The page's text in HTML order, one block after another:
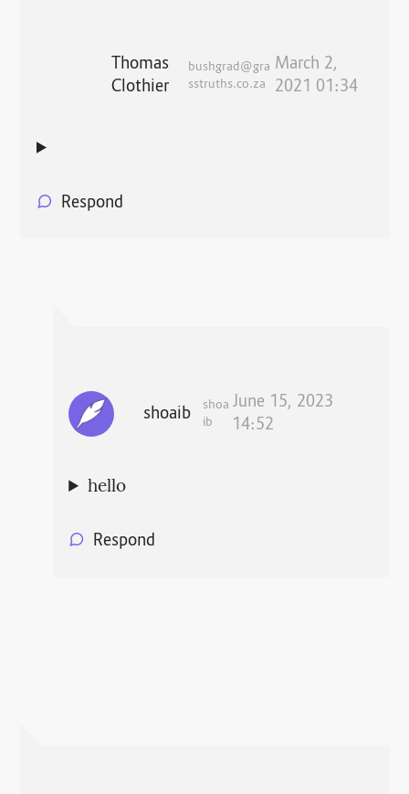
Thomas
Clothier
bushgrad@gra
sstruths.co.za
March 2,
2021 01:34
Respond
shoaib
shoa
ib
June 15, 2023
14:52
hello
Respond